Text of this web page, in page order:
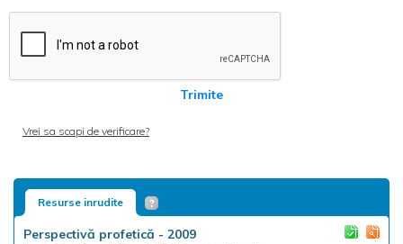
Trimite
Vrei sa scapi de verificare?
Resurse inrudite
Perspectivă profetică - 2009